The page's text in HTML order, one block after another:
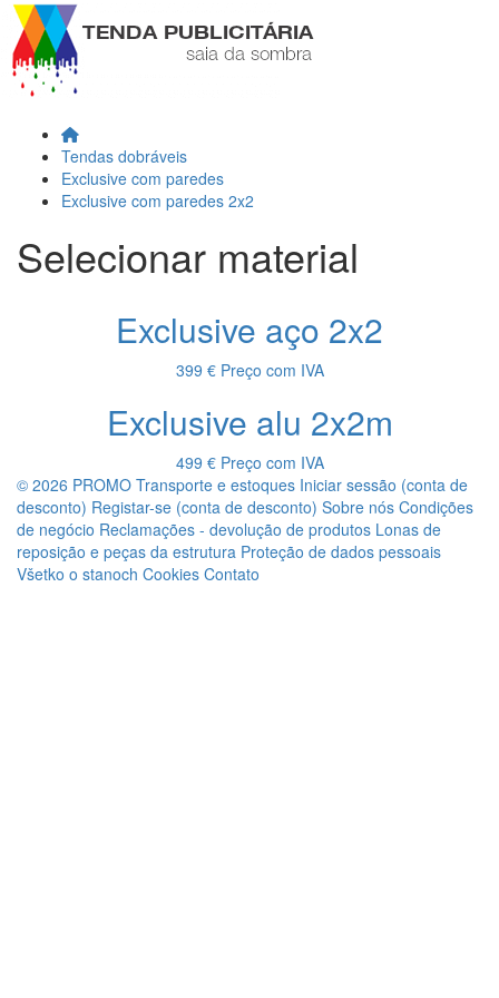
Tendas dobráveis
Exclusive com paredes
Exclusive com paredes 2x2
Selecionar material
Exclusive aço 2x2
399 € Preço com IVA
Exclusive alu 2x2m
499 € Preço com IVA
© 2026 PROMO Transporte e estoques Iniciar sessão (conta de
desconto) Registar-se (conta de desconto) Sobre nós Condições
de negócio Reclamações - devolução de produtos Lonas de
reposição e peças da estrutura Proteção de dados pessoais
Všetko o stanoch Cookies Contato